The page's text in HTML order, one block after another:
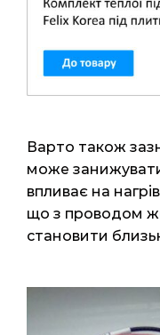
Варто також
може
впливає на
що з проводом
становити